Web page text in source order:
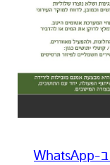
‏כדי לעקוב אחרי הערוץ גן יבנה נט ב-WhatsApp